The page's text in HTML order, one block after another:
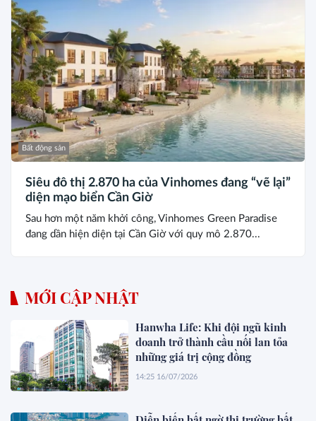
Bất động sản
Siêu đô thị 2.870 ha của Vinhomes đang “vẽ lại”
diện mạo biển Cần Giờ
Sau hơn một năm khởi công, Vinhomes Green Paradise
đang dần hiện diện tại Cần Giờ với quy mô 2.870...
MỚI CẬP NHẬT
Hanwha Life: Khi đội ngũ kinh
doanh trở thành cầu nối lan tỏa
những giá trị cộng đồng
14:25 16/07/2026